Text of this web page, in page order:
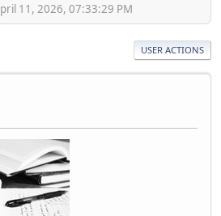
11, 2026, 07:33:29 PM
USER ACTIONS